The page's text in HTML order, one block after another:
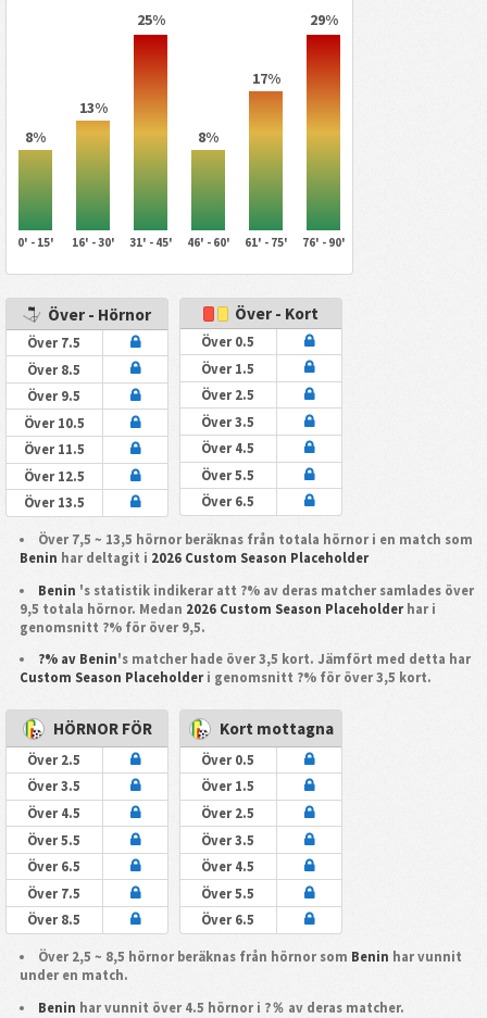
8%
13%
25%
8%
17%
29%
0' - 15' 16' - 30' 31' - 45' 46' - 60' 61' - 75' 76' - 90'
Över - Hörnor
Över 7.5
Över 8.5
Över 9.5
Över 10.5
Över 11.5
Över 12.5
Över 13.5
Över - Kort
Över 0.5
Över 1.5
Över 2.5
Över 3.5
Över 4.5
Över 5.5
Över 6.5
Över 7,5 ~ 13,5 hörnor beräknas från totala hörnor i en match som
Benin har deltagit i 2026 Custom Season Placeholder
Benin 's statistik indikerar att ?% av deras matcher samlades över
9,5 totala hörnor. Medan 2026 Custom Season Placeholderhar i
genomsnitt ?% för över 9,5.
?% av Benin's matcher hade över 3,5 kort. Jämfört med detta har
Custom Season Placeholderi genomsnitt ?% för över 3,5 kort.
HÖRNOR FÖR
Över 2.5
Över 3.5
Över 4.5
Över 5.5
Över 6.5
Över 7.5
Över 8.5
Kort mottagna
Över 0.5
Över 1.5
Över 2.5
Över 3.5
Över 4.5
Över 5.5
Över 6.5
Över 2,5 ~ 8,5 hörnor beräknas från hörnor som Benin har vunnit
under en match.
Benin har vunnit över 4.5 hörnor i ?％ av deras matcher.